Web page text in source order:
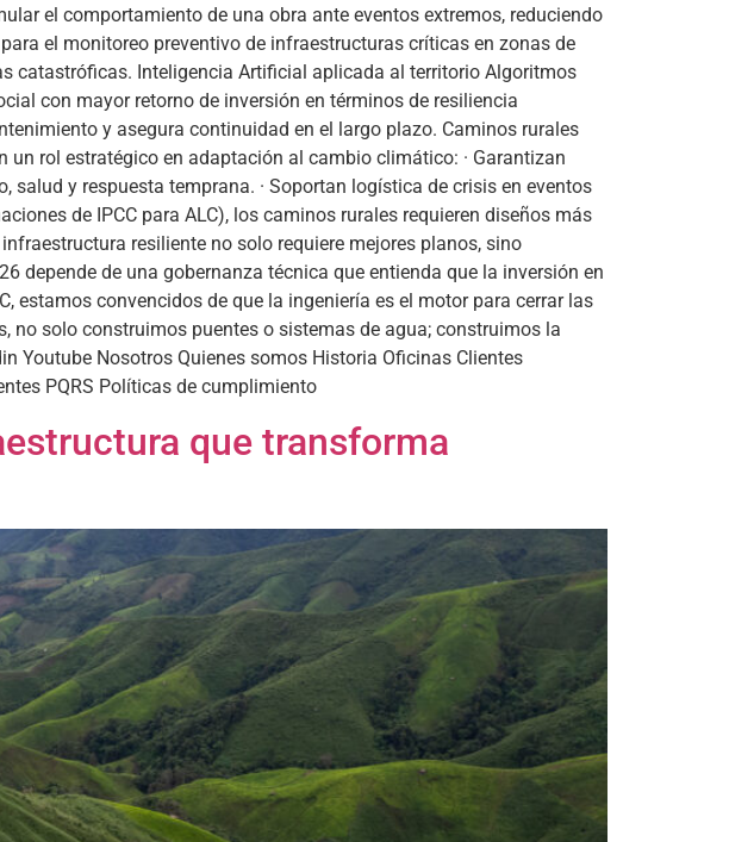
el comportamiento de una obra ante eventos extremos, reduciendo
el monitoreo preventivo de infraestructuras críticas en zonas de
catastróficas. Inteligencia Artificial aplicada al territorio Algoritmos
con mayor retorno de inversión en términos de resiliencia
y asegura continuidad en el largo plazo. Caminos rurales
rol estratégico en adaptación al cambio climático: · Garantizan
salud y respuesta temprana. · Soportan logística de crisis en eventos
de IPCC para ALC), los caminos rurales requieren diseños más
resiliente no solo requiere mejores planos, sino
depende de una gobernanza técnica que entienda que la inversión en
estamos convencidos de que la ingeniería es el motor para cerrar las
solo construimos puentes o sistemas de agua; construimos la
Youtube Nosotros Quienes somos Historia Oficinas Clientes
PQRS Políticas de cumplimiento
que transforma